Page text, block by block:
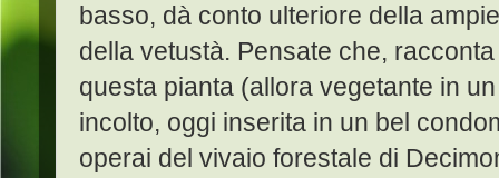
basso, dà conto ulteriore della
della vetustà. Pensate che,
questa pianta (allora vegetante in
incolto, oggi inserita in un bel
operai del vivaio forestale di